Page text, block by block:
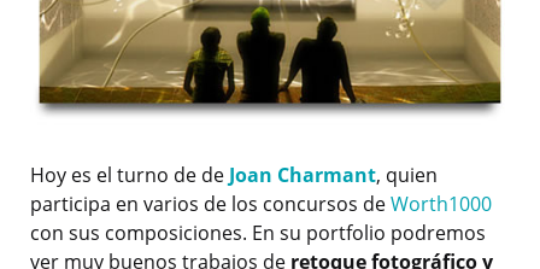
Hoy es el turno de deJoan Charmant, quien
participa en varios de los concursos deWorth1000
con sus composiciones. En su portfolio podremos
ver muy buenos trabajos de retoque fotográfico y